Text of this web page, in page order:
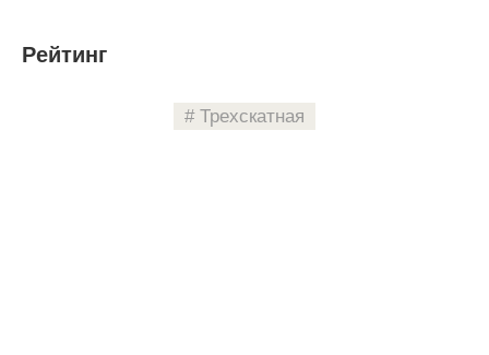
Рейтинг
Трехскатная